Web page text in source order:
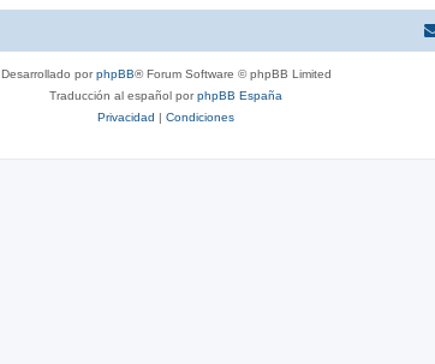
Desarrollado porphpBB® Forum Software © phpBB Limited
Traducción al español porphpBB España
Privacidad | Condiciones